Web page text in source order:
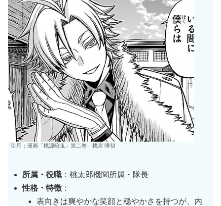
引用：漫画「桃源暗鬼」第二巻 桃宮 唾切
所属・役職 ：桃太郎機関所属・隊長
性格・特徴 ：
表向きは爽やかな笑顔と穏やかさを持つが、内